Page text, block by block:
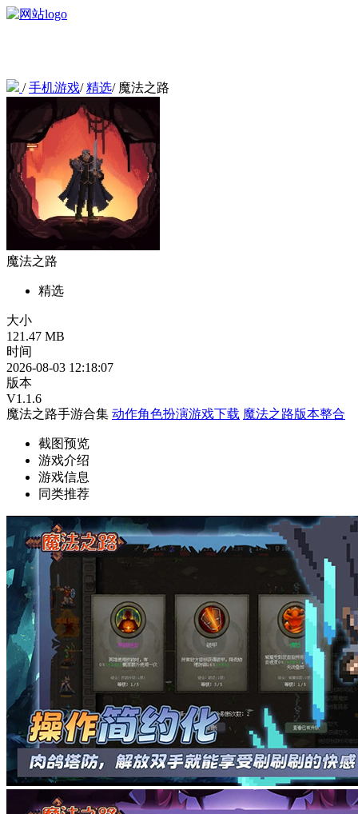
/手机游戏/精选/ 魔法之路
魔法之路
精选
大小
121.47 MB
时间
2026-08-03 12:18:07
版本
V1.1.6
魔法之路手游合集 动作角色扮演游戏下载 魔法之路版本整合
截图预览
游戏介绍
游戏信息
同类推荐